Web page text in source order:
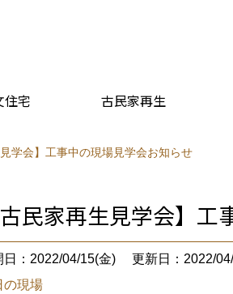
住宅 古民家再生
見学会】工事中の現場見学会お知らせ
古民家再生見学会】
日：2022/04/15(金) 更新日：2022/
の現場